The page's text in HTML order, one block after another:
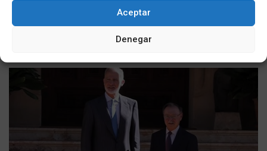
Aceptar
Denegar
VOX solicita la devolución a Marruecos de los menores
no acompañados que llegaron a Ceuta y la suspensión de
su traslado a otras regiones